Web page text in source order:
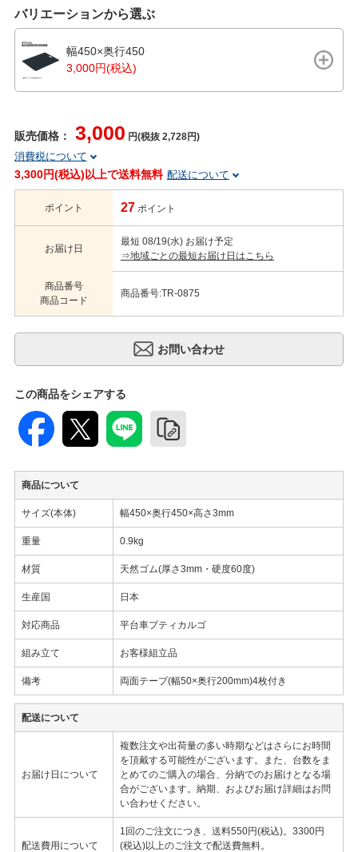
バリエーションから選ぶ
幅450×奥行450
3,000円(税込)
販売価格： 3,000 円(税抜 2,728円)
消費税について
3,300円(税込)以上で送料無料 配送について
ポイント 27 ポイント
お届け日
最短 08/19(水) お届け予定
⇒地域ごとの最短お届け日はこちら
商品番号
商品コード
商品番号:TR-0875
この商品をシェアする
商品について
サイズ(本体) 幅450×奥行450×高さ3mm
重量 0.9kg
材質 天然ゴム(厚さ3mm・硬度60度)
生産国 日本
対応商品 平台車プティカルゴ
組み立て お客様組立品
備考 両面テープ(幅50×奥行200mm)4枚付き
配送について
お届け日について
複数注文や出荷量の多い時期などはさらにお時間
を頂戴する可能性がございます。また、台数をま
とめてのご購入の場合、分納でのお届けとなる場
合がございます。納期、およびお届け詳細はお問
い合わせください。
配送費用について
1回のご注文につき、送料550円(税込)。3300円
(税込)以上のご注文で配送費無料。